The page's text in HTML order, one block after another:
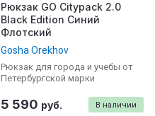
Рюкзак GO Citypack 2.0
Black Edition Синий
Флотский
Gosha Orekhov
Рюкзак для города и учебы от
Петербургской марки
В наличии
5 590 руб.